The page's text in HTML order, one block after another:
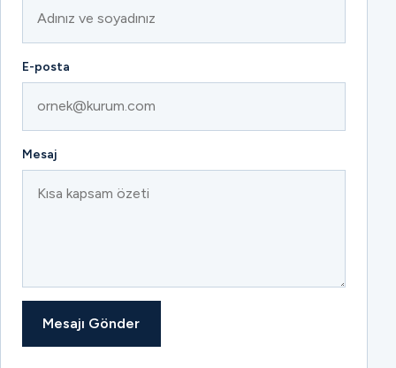
E-posta
Mesaj
Mesajı Gönder